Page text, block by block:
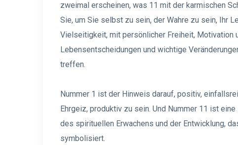
zweimal erscheinen, was 11 mit der karmischen
Sie, um Sie selbst zu sein, der Wahre zu sein, Ihr
Vielseitigkeit, mit persönlicher Freiheit, Motivation
Lebensentscheidungen und wichtige
treffen.
Nummer 1 ist der Hinweis darauf, positiv,
Ehrgeiz, produktiv zu sein. Und Nummer 11 ist
des spirituellen Erwachens und der Entwicklung,
symbolisiert.